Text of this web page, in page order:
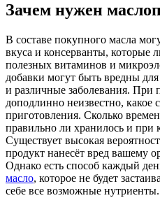
Зачем нужен
В составе покупного масла
вкуса и консерванты, которые
полезных витаминов и
добавки могут быть вредны
и различные заболевания. При
доподлинно неизвестно, какое
приготовления. Сколько
правильно ли хранилось и при
Существует высокая
продукт нанесёт вред вашему
Однако есть способ каждый
масло, которое не будет
себе все возможные нутриенты.